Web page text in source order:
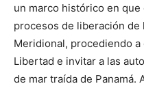
un marco histórico en
procesos de liberación
Meridional, procediendo
Libertad e invitar a las
de mar traída de Panamá.